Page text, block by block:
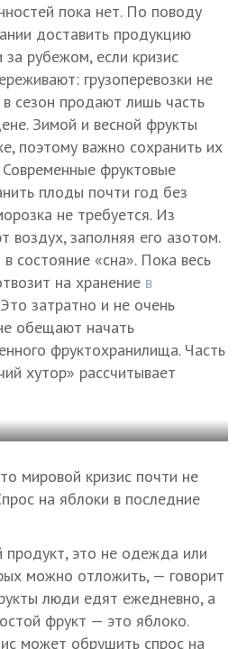
пока нет. По поводу
доставить продукцию
рубежом, если кризис
грузоперевозки не
сезон продают лишь часть
Зимой и весной фрукты
поэтому важно сохранить их
Современные фруктовые
плоды почти год без
не требуется. Из
воздух, заполняя его азотом.
состояние «сна». Пока весь
на хранение в
затратно и не очень
обещают начать
фруктохранилища. Часть
хутор» рассчитывает
мировой кризис почти не
на яблоки в последние
это не одежда или
можно отложить, — говорит
люди едят ежедневно, а
фрукт — это яблоко.
может обрушить спрос на